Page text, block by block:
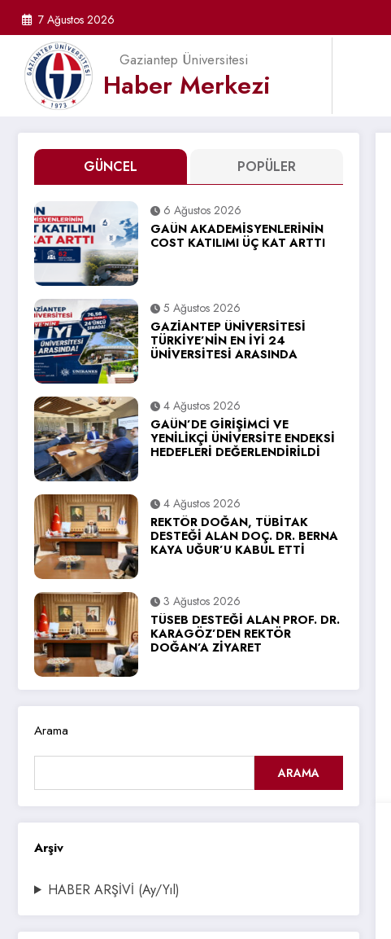
7 Ağustos 2026
Gaziantep Üniversitesi
Haber Merkezi
GÜNCEL POPÜLER
6 Ağustos 2026
GAÜN AKADEMİSYENLERİNİN
COST KATILIMI ÜÇ KAT ARTTI
5 Ağustos 2026
GAZİANTEP ÜNİVERSİTESİ
TÜRKİYE’NİN EN İYİ 24
ÜNİVERSİTESİ ARASINDA
4 Ağustos 2026
GAÜN’DE GİRİŞİMCİ VE
YENİLİKÇİ ÜNİVERSİTE ENDEKSİ
HEDEFLERİ DEĞERLENDİRİLDİ
4 Ağustos 2026
REKTÖR DOĞAN, TÜBİTAK
DESTEĞİ ALAN DOÇ. DR. BERNA
KAYA UĞUR’U KABUL ETTİ
3 Ağustos 2026
TÜSEB DESTEĞİ ALAN PROF. DR.
KARAGÖZ’DEN REKTÖR
DOĞAN’A ZİYARET
Arama
ARAMA
Arşiv
HABER ARŞİVİ (Ay/Yıl)